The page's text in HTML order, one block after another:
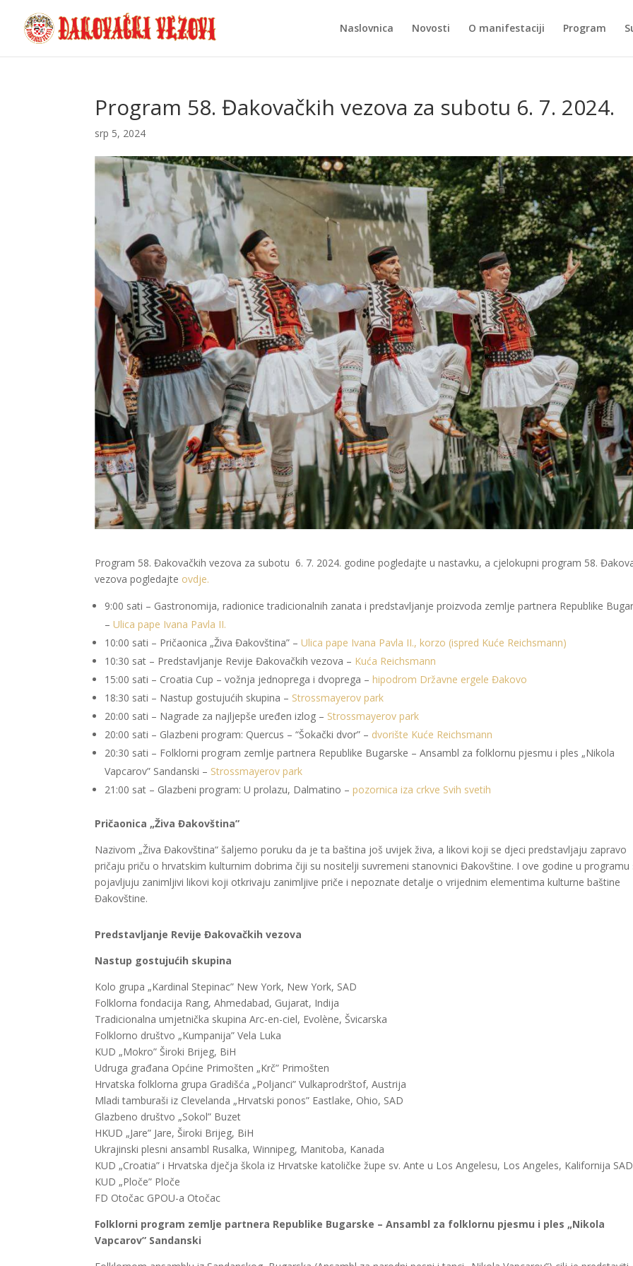
Naslovnica Novosti O manifestaciji Program
Program 58. Đakovačkih vezova za subotu 6. 7. 2024.
srp 5, 2024
Program 58. Đakovačkih vezova za subotu 6. 7. 2024. godine pogledajte u nastavku, a cjelokupni program 58.
vezova pogledajte ovdje.
9:00 sati – Gastronomija, radionice tradicionalnih zanata i predstavljanje proizvoda zemlje partnera Republike
–Ulica pape Ivana Pavla II.
10:00 sati – Pričaonica „Živa Đakovština” –Ulica pape Ivana Pavla II., korzo (ispred Kuće Reichsmann)
10:30 sat – Predstavljanje Revije Đakovačkih vezova – Kuća Reichsmann
15:00 sati – Croatia Cup – vožnja jednoprega i dvoprega –hipodrom Državne ergele Đakovo
18:30 sati – Nastup gostujućih skupina – Strossmayerov park
20:00 sati – Nagrade za najljepše uređen izlog – Strossmayerov park
20:00 sati – Glazbeni program: Quercus – “Šokački dvor” – dvorište Kuće Reichsmann
20:30 sati – Folklorni program zemlje partnera Republike Bugarske – Ansambl za folklornu pjesmu i ples „Nikola
Vapcarov” Sandanski – Strossmayerov park
21:00 sat – Glazbeni program: U prolazu, Dalmatino –pozornica iza crkve Svih svetih
Pričaonica „Živa Đakovština”
Nazivom „Živa Đakovština“ šaljemo poruku da je ta baština još uvijek živa, a likovi koji se djeci predstavljaju zapravo
pričaju priču o hrvatskim kulturnim dobrima čiji su nositelji suvremeni stanovnici Đakovštine. I ove godine u programu
pojavljuju zanimljivi likovi koji otkrivaju zanimljive priče i nepoznate detalje o vrijednim elementima kulturne baštine
Đakovštine.
Predstavljanje Revije Đakovačkih vezova
Nastup gostujućih skupina
Kolo grupa „Kardinal Stepinac” New York, New York, SAD
Folklorna fondacija Rang, Ahmedabad, Gujarat, Indija
Tradicionalna umjetnička skupina Arc-en-ciel, Evolène, Švicarska
Folklorno društvo „Kumpanija” Vela Luka
KUD „Mokro” Široki Brijeg, BiH
Udruga građana Općine Primošten „Krč” Primošten
Hrvatska folklorna grupa Gradišća „Poljanci” Vulkaprodrštof, Austrija
Mladi tamburaši iz Clevelanda „Hrvatski ponos” Eastlake, Ohio, SAD
Glazbeno društvo „Sokol” Buzet
HKUD „Jare” Jare, Široki Brijeg, BiH
Ukrajinski plesni ansambl Rusalka, Winnipeg, Manitoba, Kanada
KUD „Croatia” i Hrvatska dječja škola iz Hrvatske katoličke župe sv. Ante u Los Angelesu, Los Angeles, Kalifornija SAD
KUD „Ploče” Ploče
FD Otočac GPOU-a Otočac
Folklorni program zemlje partnera Republike Bugarske – Ansambl za folklornu pjesmu i ples „Nikola
Vapcarov” Sandanski